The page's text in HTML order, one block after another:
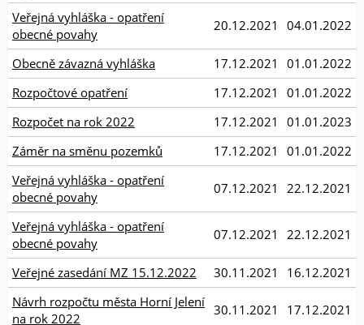
Veřejná vyhláška - opatření
obecné povahy
20.12.2021 04.01.2022
Obecně závazná vyhláška 17.12.2021
01.01.2022
Rozpočtové opatření
17.12.2021
01.01.2022
Rozpočet na rok 2022
17.12.2021
01.01.2023
Záměr na směnu pozemků
17.12.2021
01.01.2022
Veřejná vyhláška - opatření
obecné povahy
07.12.2021 22.12.2021
Veřejná vyhláška - opatření
obecné povahy
07.12.2021 22.12.2021
Veřejné zasedání MZ 15.12.2022 30.11.2021
16.12.2021
Návrh rozpočtu města Horní Jelení
na rok 2022
30.11.2021 17.12.2021